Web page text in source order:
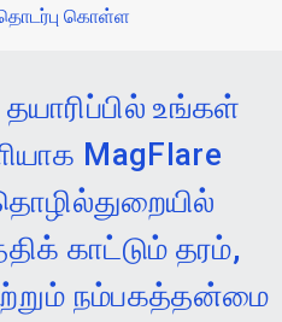
கொள்ள
உங்கள்
MagFlare
காட்டும் தரம்,
நம்பகத்தன்மை